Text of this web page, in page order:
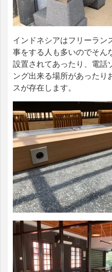
インドネシアはフリーラン
事をする人も多いのでそん
設置されてあったり、電話
ング出来る場所があったり
スが存在します。